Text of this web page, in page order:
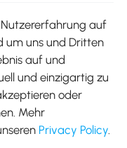
auf
um uns und Dritten
auf und
und einzigartig zu
oder
Mehr
Privacy Policy.